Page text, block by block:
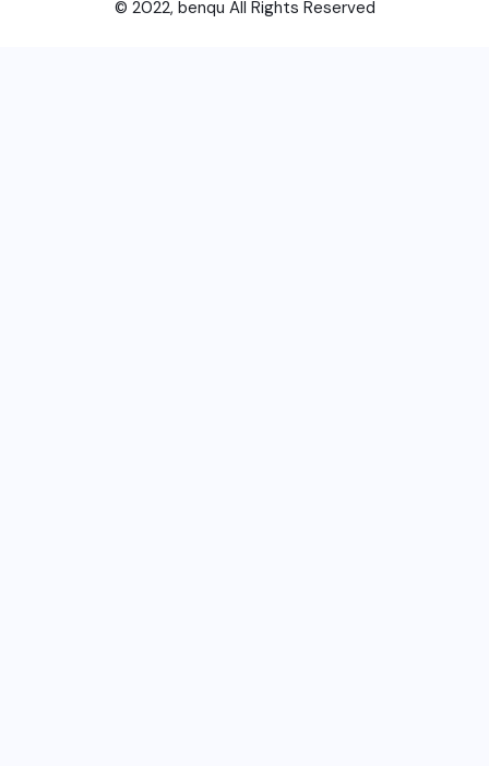
© 2022, benqu All Rights Reserved